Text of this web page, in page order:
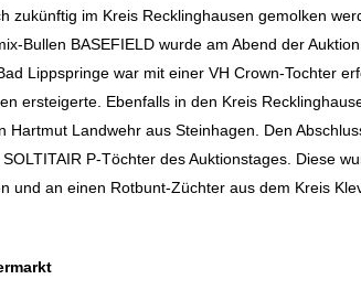
zukünftig im Kreis Recklinghausen gemolken
Bullen BASEFIELD wurde am Abend der
Lippspringe war mit einer VH Crown-Tochter
ersteigerte. Ebenfalls in den Kreis
Hartmut Landwehr aus Steinhagen. Den
P-Töchter des Auktionstages. Diese
und an einen Rotbunt-Züchter aus dem Kreis